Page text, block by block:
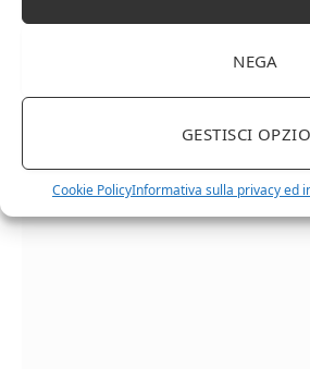
NEGA
GESTISCI
Cookie PolicyInformativa sulla privacy ed
Chanson Pere & Fils –